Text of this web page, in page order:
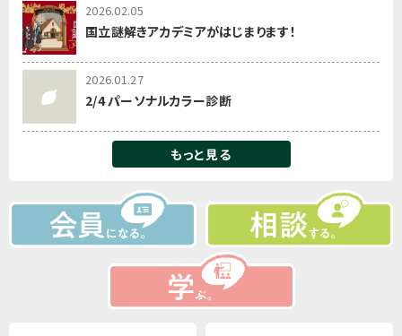
2026.02.05
国立謎解きアカデミアがはじまります！
2026.01.27
2/4 パーソナルカラー診断
もっと見る